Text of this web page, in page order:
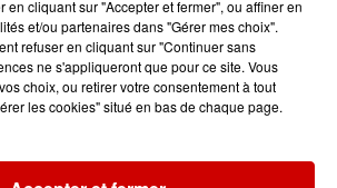
Vacances : inscrivez-
!
en cliquant sur "Accepter et fermer", ou affiner en
et/ou partenaires dans "Gérer mes choix".
refuser en cliquant sur "Continuer sans
ne s'appliqueront que pour ce site. Vous
choix, ou retirer votre consentement à tout
les cookies" situé en bas de chaque page.